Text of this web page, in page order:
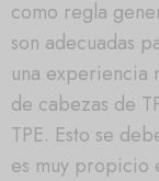
como regla
son adecuadas
una experiencia
de cabezas de
TPE. Esto se
es muy propicio